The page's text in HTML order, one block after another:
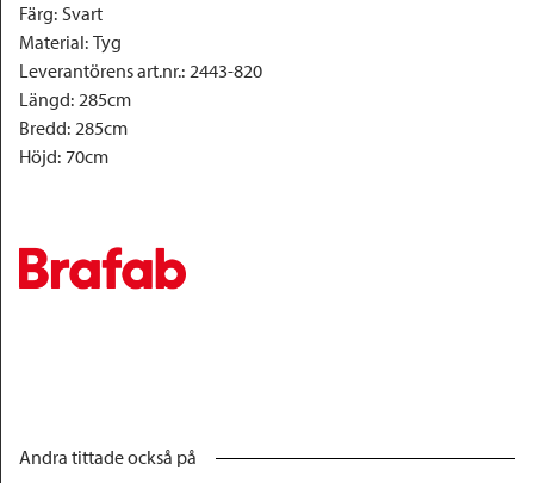
Färg: Svart
Material: Tyg
Leverantörens art.nr.: 2443-820
Längd: 285cm
Bredd: 285cm
Höjd: 70cm
Andra tittade också på